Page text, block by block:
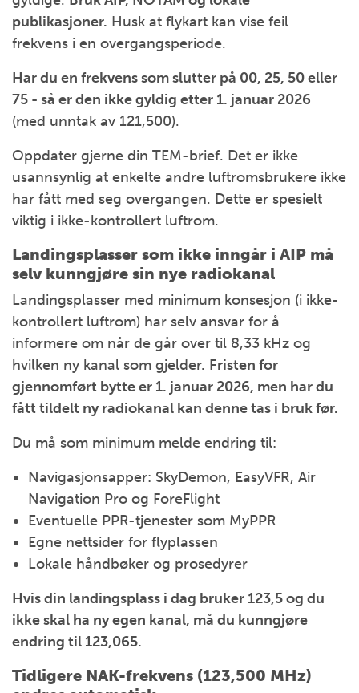
publikasjoner. Husk at flykart kan vise feil
frekvens i en overgangsperiode.
Har du en frekvens som slutter på 00, 25, 50 eller
75 - så er den ikke gyldig etter 1. januar 2026
(med unntak av 121,500).
Oppdater gjerne din TEM-brief. Det er ikke
usannsynlig at enkelte andre luftromsbrukere ikke
har fått med seg overgangen. Dette er spesielt
viktig i ikke-kontrollert luftrom.
Landingsplasser som ikke inngår i AIP må
selv kunngjøre sin nye radiokanal
Landingsplasser med minimum konsesjon (i ikke-
kontrollert luftrom) har selv ansvar for å
informere om når de går over til 8,33 kHz og
hvilken ny kanal som gjelder. Fristen for
gjennomført bytte er 1. januar 2026, men har du
fått tildelt ny radiokanal kan denne tas i bruk før.
Du må som minimum melde endring til:
Navigasjonsapper: SkyDemon, EasyVFR, Air
Navigation Pro og ForeFlight
Eventuelle PPR-tjenester som MyPPR
Egne nettsider for flyplassen
Lokale håndbøker og prosedyrer
Hvis din landingsplass i dag bruker 123,5 og du
ikke skal ha ny egen kanal, må du kunngjøre
endring til 123,065.
Tidligere NAK-frekvens (123,500 MHz)